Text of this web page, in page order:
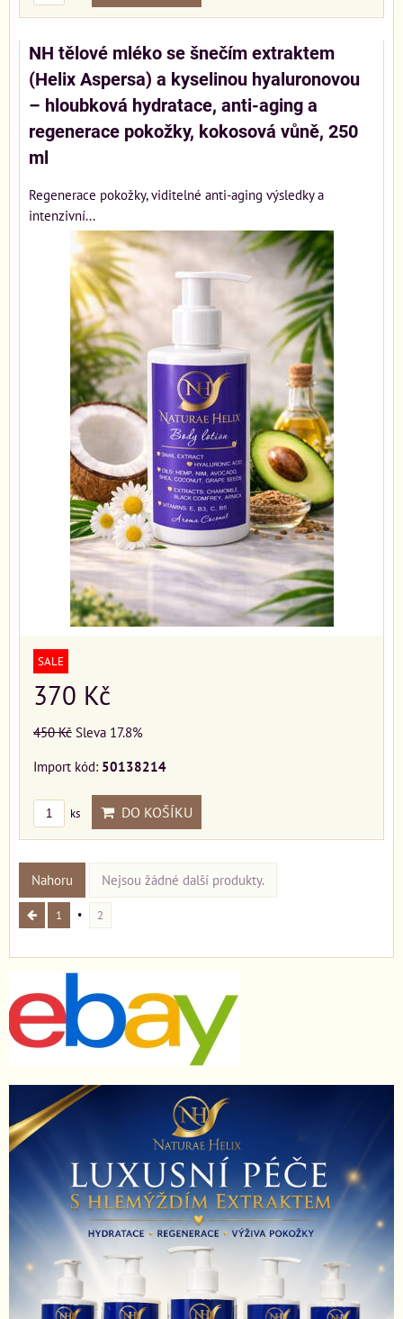
NH tělové mléko se šnečím extraktem
(Helix Aspersa) a kyselinou hyaluronovou
– hloubková hydratace, anti-aging a
regenerace pokožky, kokosová vůně, 250
ml
Regenerace pokožky, viditelné anti-aging výsledky a
intenzivní...
SALE
370 Kč
450 Kč Sleva 17.8%
Import kód: 50138214
ks DO KOŠÍKU
Nahoru Nejsou žádné další produkty.
1 2